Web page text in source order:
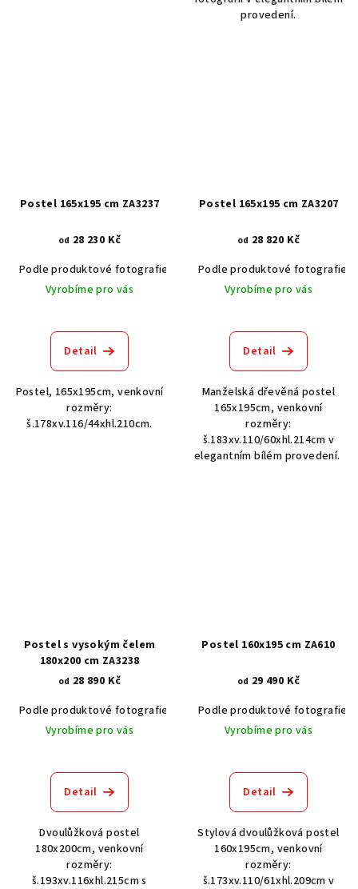
provedení.
Postel 165x195 cm ZA3237
od 28 230 Kč
Podle produktové fotografie
Bílá Bílá s patinou BT9001-A6
Vyrobíme pro vás
Detail
Postel, 165x195cm, venkovní
rozměry:
š.178xv.116/44xhl.210cm.
Postel 165x195 cm ZA3207
od 28 820 Kč
Podle produktové fotografie
Vyrobíme pro vás
Detail
Manželská dřevěná postel
165x195cm, venkovní
rozměry:
š.183xv.110/60xhl.214cm v
elegantním bílém provedení.
Postel s vysokým čelem
180x200 cm ZA3238
od 28 890 Kč
Podle produktové fotografie
Bílá Bílá s patinou BT9001-A6
Vyrobíme pro vás
Detail
Dvoulůžková postel
180x200cm, venkovní
rozměry:
š.193xv.116xhl.215cm s
Postel 160x195 cm ZA610
od 29 490 Kč
Podle produktové fotografie
Vyrobíme pro vás
Detail
Stylová dvoulůžková postel
160x195cm, venkovní
rozměry:
š.173xv.110/61xhl.209cm v